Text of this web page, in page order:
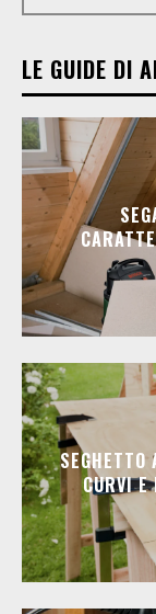
LE GUIDE DI
CURVI E